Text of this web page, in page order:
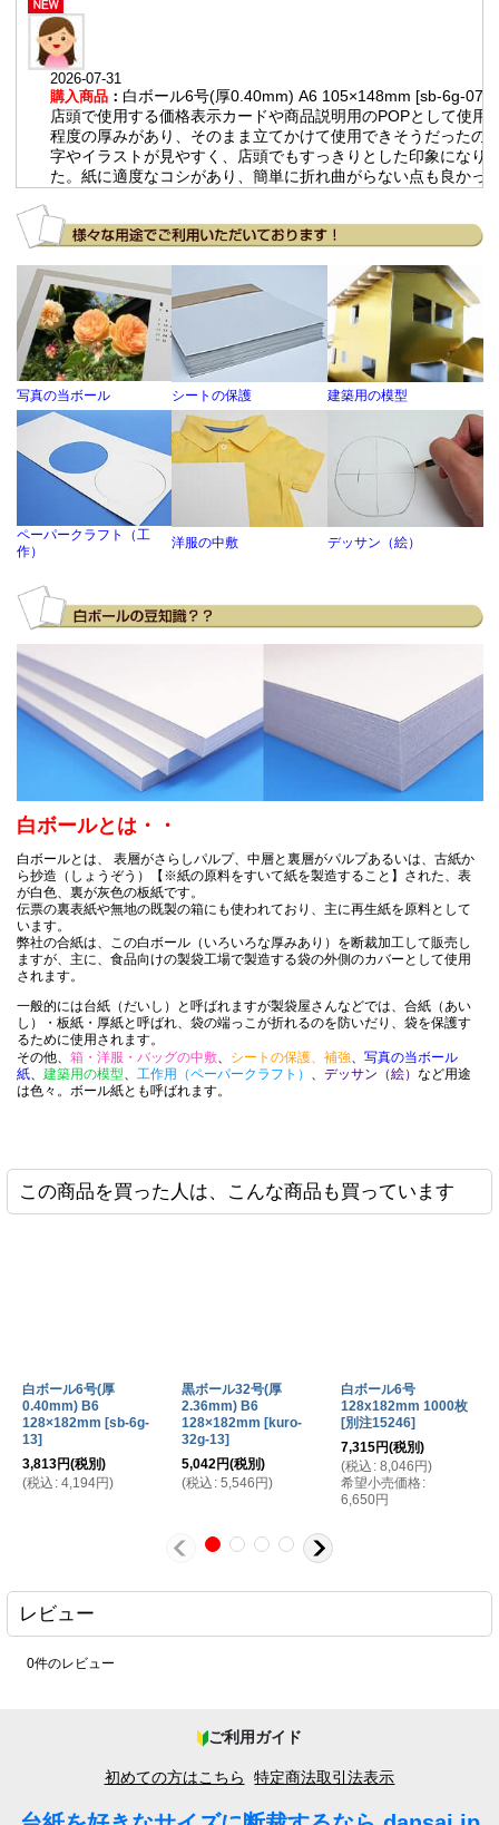
2026-07-31
購入商品 ： 白ボール6号(厚0.40mm) A6 105×148mm [sb-6g-07]
店頭で使用する価格表示カードや商品説明用のPOPとして使用
程度の厚みがあり、そのまま立てかけて使用できそうだったの
字やイラストが見やすく、店頭でもすっきりとした印象になり
た。紙に適度なコシがあり、簡単に折れ曲がらない点も良かっ
2026-07-14
購入商品：チップボール11号(厚0.80mm) 全判 800×1100mm
人力飛行機のフェアリング製作における治具。 大量発注する際
きが大きいため。 通常の紙と比べて強度が高いので、製作に役
います。
2026-06-25
購入商品
チップボール8号(厚0.56mm) A2 420×594mm / チッ
ル11号(厚0.80mm) A2 420×594mm
雄勝硯の簡易的な箱に使用しています。１個ごとにサイズが違
手作りです。 仕事場に届けていただけるから！ OKです。
2026-06-10
アートの台紙として利用しています。 必要な大きさにカットし
えること、品質の良さ、一般では手に入らないこと。 円形など
トできないこと以外、とても良質な素材として重宝しています
2026-05-21
購入商品：チップボール11号 155x226mm 800枚
しゃる会社さんでしたので。 切り口も綺麗でお願いしてよかっ
す。 これまではサイズが不揃いなボール紙が会社に大量にあっ
で、ロータリーカッターや、手動の断裁機を使って当て紙を作
ました。作業の負担も減ってよかったです。
2026-05-07
購入商品：白ボール8号(厚0.52mm) B3 364×515mm
賞状をお渡しする際の持ち帰り用収納袋として貴社のOPP袋を
ましたが、賞状１枚だけでは折れ曲がってしまうので台紙とし
しました。 希望のサイズにカットしていただける、少数購入す
2026-04-17
購入商品：白ボール8号 142x230mm 1000枚
紙袋底用台紙。 値段及び規格。 丁度良いです。
2026-03-13
購入商品：
白ボール6号(厚0.40mm) A4 210×297mm
写真のあて紙。 価格と送料無料、複数回頼んでいますので、品
2026-02-20
購入商品：白ボール6号 150x290mm 1000枚
段ボール梱包時の仕切り。 発注のしやすさ。 問題ない。
205x265mm 2000枚
写真の当ボール シートの保護 建築用の模型
ペーパークラフト（工
作）
洋服の中敷 デッサン（絵）
白ボールとは・・
白ボールとは、 表層がさらしパルプ、中層と裏層がパルプあるいは、古紙か
ら抄造（しょうぞう）【※紙の原料をすいて紙を製造すること】された、表
が白色、裏が灰色の板紙です。
伝票の裏表紙や無地の既製の箱にも使われており、主に再生紙を原料として
います。
弊社の合紙は、この白ボール（いろいろな厚みあり）を断裁加工して販売し
ますが、主に、食品向けの製袋工場で製造する袋の外側のカバーとして使用
されます。
一般的には台紙（だいし）と呼ばれますが製袋屋さんなどでは、合紙（あい
し）・板紙・厚紙と呼ばれ、袋の端っこが折れるのを防いだり、袋を保護す
るために使用されます。
その他、 箱・洋服・バッグの中敷、 シートの保護、補強、 写真の当ボール
紙、 建築用の模型、 工作用（ペーパークラフト） 、 デッサン（絵） など用途
は色々。ボール紙とも呼ばれます。
この商品を買った人は、こんな商品も買っています
白ボール6号(厚
0.40mm) B6
128×182mm [sb-6g-
13]
3,813円(税別)
(税込 : 4,194円)
黒ボール32号(厚
2.36mm) B6
128×182mm [kuro-
32g-13]
5,042円(税別)
(税込 : 5,546 円)
白ボール6号
128x182mm 1000枚
[別注15246]
7,315円(税別)
(税込 : 8,046 円)
希望小売価格:
6,650円
レビュー
0件のレビュー
ご利用ガイド
初めての方はこちら 特定商法取引法表示